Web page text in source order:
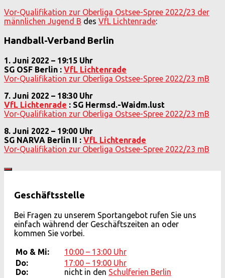
Vor-Qualifikation zur Oberliga Ostsee-Spree 2022/23 der
männlichen Jugend B des VfL Lichtenrade:
Handball-Verband Berlin
1. Juni 2022 – 19:15 Uhr
SG OSF Berlin : VfL Lichtenrade
Vor-Qualifikation zur Oberliga Ostsee-Spree 2022/23 mB
7. Juni 2022 – 18:30 Uhr
VfL Lichtenrade : SG Hermsd.-Waidm.lust
Vor-Qualifikation zur Oberliga Ostsee-Spree 2022/23 mB
8. Juni 2022 – 19:00 Uhr
SG NARVA Berlin II : VfL Lichtenrade
Vor-Qualifikation zur Oberliga Ostsee-Spree 2022/23 mB
Geschäftsstelle
Bei Fragen zu unserem Sportangebot rufen Sie uns
einfach während der Geschäftszeiten an oder
kommen Sie vorbei.
Mo & Mi:
10:00 – 13:00 Uhr
Do:
Do:
17:00 – 19:00 Uhr
nicht in den Schulferien Berlin